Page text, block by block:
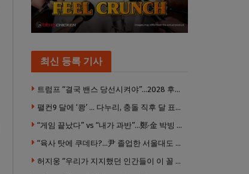
최신 등록 기사
트럼프 “결국 밴스 당선시켜야”…2028 후계 구도 힘 싣나
팰컨9 달에 ‘쾅’ … 다누리, 충돌 직후 달 표면 촬영 유일 탐사선
“게임 끝났다” vs “내가 과반”…鄭·金 박빙 전대 서로 우위 주장
“육사 탓에 쿠데타?…尹 졸업한 서울대도 없애야 하나”
허지웅 “우리가 지지했던 인간들이 이 꼴 만들었다”